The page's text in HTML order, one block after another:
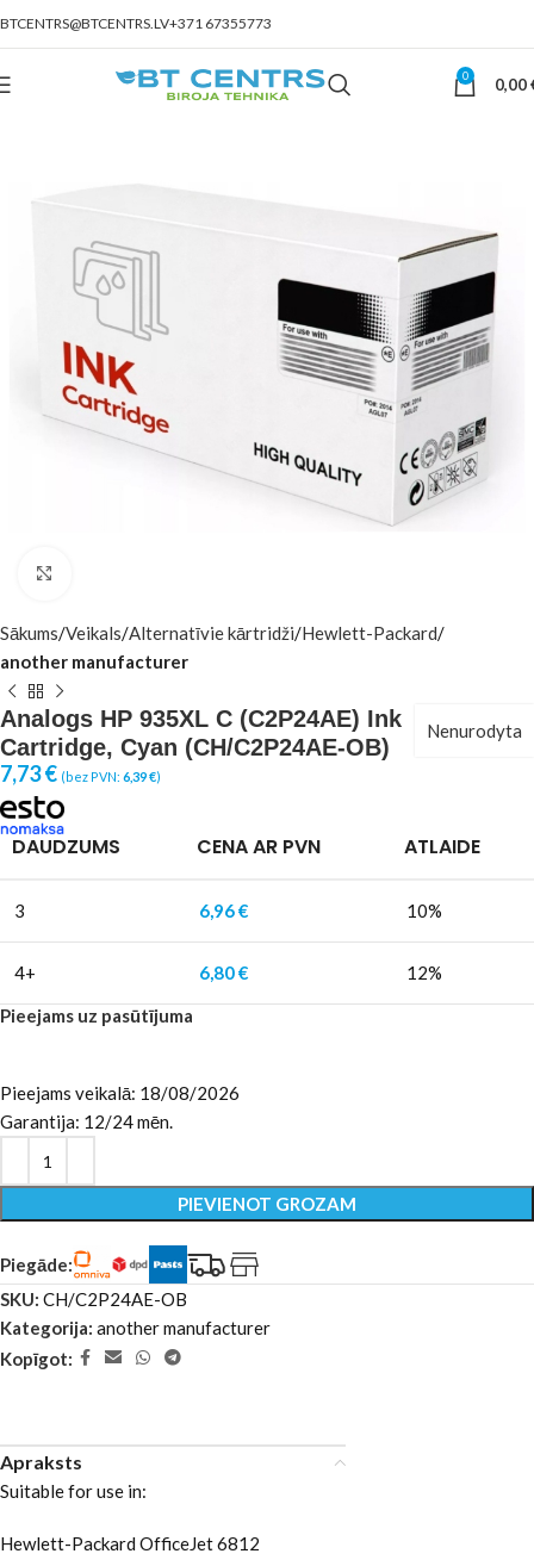
BTCENTRS@BTCENTRS.LV+371 67355773
0 0,00
Sākums Veikals Alternatīvie kārtridži Hewlett-Packard
another manufacturer
Analogs HP 935XL C (C2P24AE) Ink
Cartridge, Cyan (CH/C2P24AE-OB)
Nenurodyta
7,73€ (bez PVN: 6,39€)
DAUDZUMS CENA AR PVN ATLAIDE
3 6,96€ 10%
4+ 6,80€
12%
Pieejams uz pasūtījuma
Pieejams veikalā: 18/08/2026
Garantija: 12/24 mēn.
PIEVIENOT GROZAM
Piegāde:
SKU: CH/C2P24AE-OB
Kategorija: another manufacturer
Kopīgot:
Apraksts
Suitable for use in:
Hewlett-Packard OfficeJet 6812